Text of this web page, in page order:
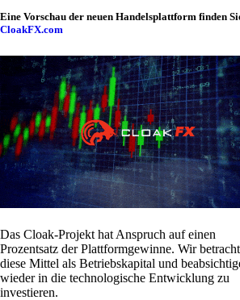
Eine Vorschau der neuen Handelsplattform finden
CloakFX.com
Das Cloak-Projekt hat Anspruch auf einen
Prozentsatz der Plattformgewinne. Wir
diese Mittel als Betriebskapital und
wieder in die technologische Entwicklung zu
investieren.